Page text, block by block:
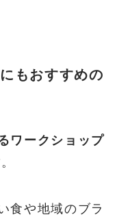
もおすすめの
ワークショップ
食や地域のブラ